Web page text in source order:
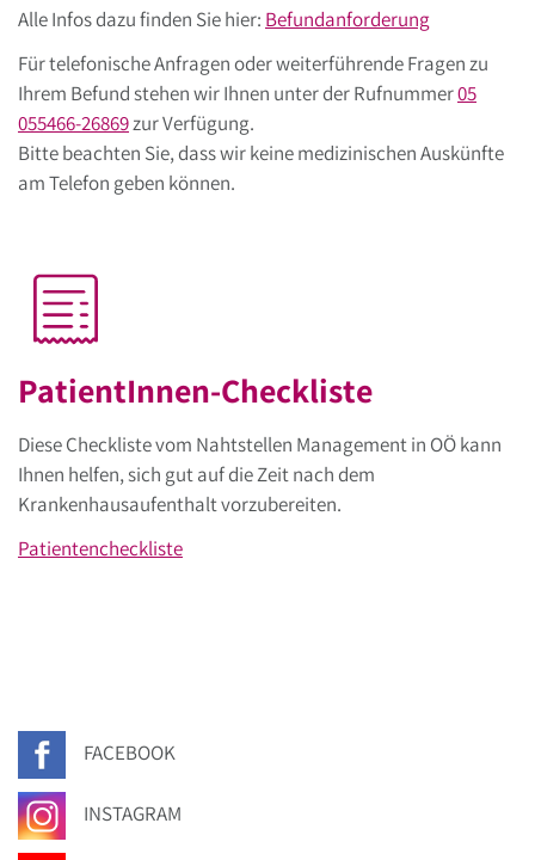
Alle Infos dazu finden Sie hier: Befundanforderung
Für telefonische Anfragen oder weiterführende Fragen zu
Ihrem Befund stehen wir Ihnen unter der Rufnummer05
055466-26869zur Verfügung.
Bitte beachten Sie, dass wir keine medizinischen Auskünfte
am Telefon geben können.
PatientInnen-Checkliste
Diese Checkliste vom Nahtstellen Management in OÖ kann
Ihnen helfen, sich gut auf die Zeit nach dem
Krankenhausaufenthalt vorzubereiten.
Patientencheckliste
FACEBOOK
INSTAGRAM